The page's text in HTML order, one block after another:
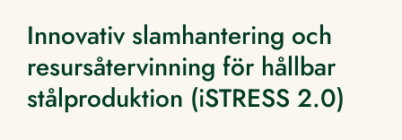
Innovativ slamhantering och
resursåtervinning för hållbar
stålproduktion (iSTRESS 2.0)